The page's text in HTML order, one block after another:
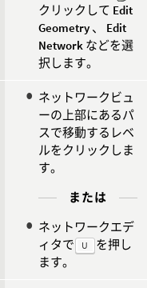
クリックして Edit
Geometry 、 Edit
Network などを選
択します。
ネットワークビュ
ーの上部にあるパ
スで移動するレベ
ルをクリックしま
す。
または
ネットワークエデ
ィタで
U
を押し
ます。